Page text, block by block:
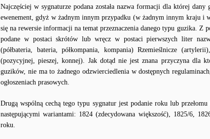
Najczęściej w sygnaturze podana została nazwa formacji dla której
ewenement, gdyż w żadnym innym przypadku (w żadnym innym kraju i
się na rewersie informacji na temat przeznaczenia danego typu guzika. Z
podane w postaci skrótów lub wręcz w postaci pierwszych liter
(półbateria, bateria, półkompania, kompania) Rzemieślnicze
(pozycyjnej, pieszej, konnej). Jak dotąd nie jest znana przyczyna dla
guzików, nie ma to żadnego odzwierciedlenia w dostępnych
ogłoszeniach prasowych.
Drugą wspólną cechą tego typu sygnatur jest podanie roku lub
następującymi wariantami: 1824 (zdecydowana większość), 1825/6,
roku.